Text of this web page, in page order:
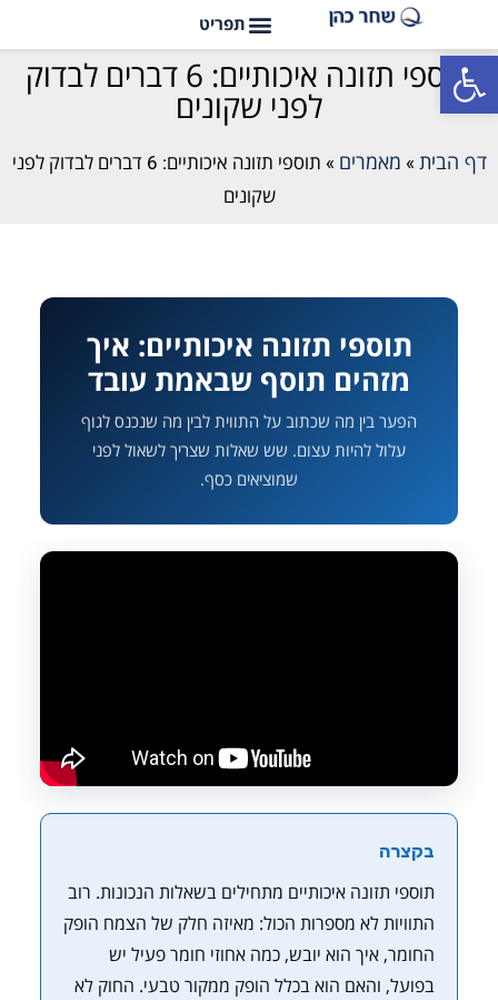
פתח סרגל נגישות תוספי תזונה איכותיים: 6 דברים לבדוק
לפני שקונים
דף הבית » מאמרים »
תוספי תזונה איכותיים: 6 דברים לבדוק לפני
שקונים
תוספי תזונה איכותיים: איך
מזהים תוסף שבאמת עובד
הפער בין מה שכתוב על התווית לבין מה שנכנס לגוף
עלול להיות עצום. שש שאלות שצריך לשאול לפני
שמוציאים כסף.
בקצרה
תוספי תזונה איכותיים מתחילים בשאלות הנכונות. רוב
התוויות לא מספרות הכול: מאיזה חלק של הצמח הופק
החומר, איך הוא יובש, כמה אחוזי חומר פעיל יש
בפועל, והאם הוא בכלל הופק ממקור טבעי. החוק לא